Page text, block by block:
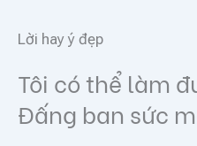
Lời hay ý đẹp
Tôi có thể làm
Đấng ban sức